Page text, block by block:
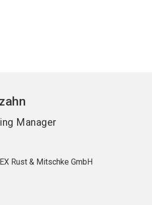
Manager
Rust & Mitschke GmbH